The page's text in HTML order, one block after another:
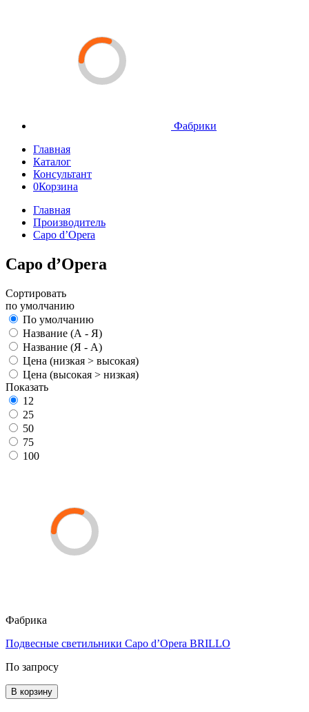
Фабрики
Главная
Каталог
Консультант
0Корзина
Главная
Производитель
Capo d’Opera
Capo d’Opera
Сортировать
по умолчанию
По умолчанию
Название (А - Я)
Название (Я - А)
Цена (низкая > высокая)
Цена (высокая > низкая)
Показать
12
25
50
75
100
Фабрика
Подвесные светильники Capo d’Opera BRILLO
По запросу
В корзину